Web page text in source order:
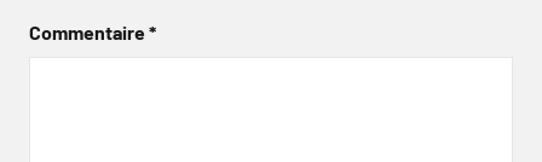
Commentaire*